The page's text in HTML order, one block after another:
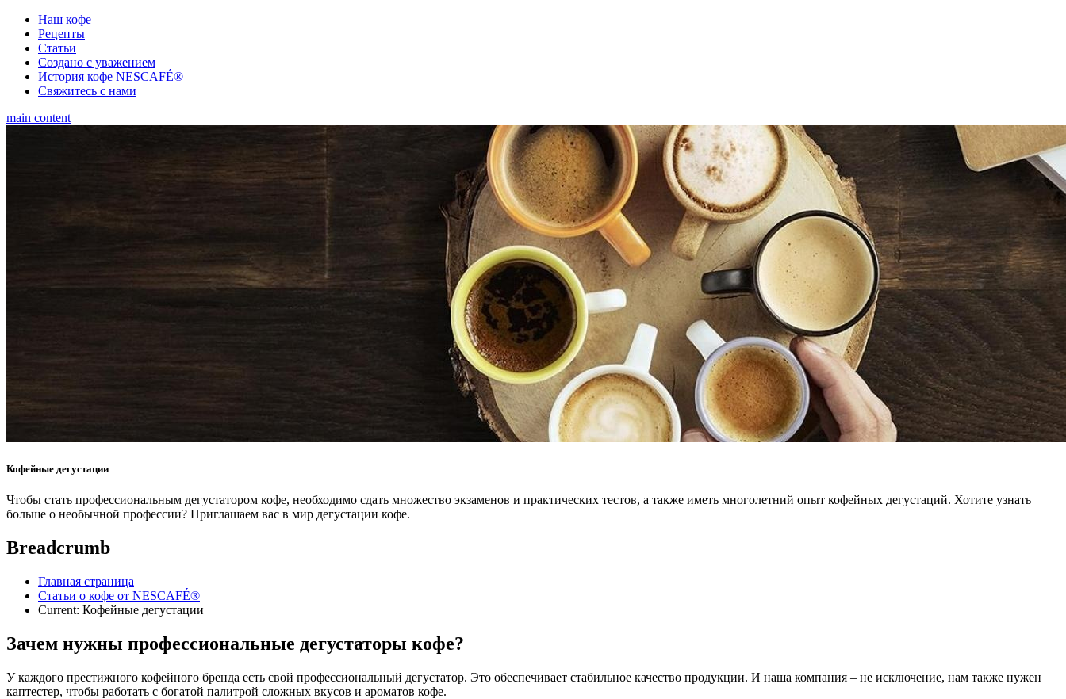
Наш кофе
Рецепты
Cтатьи
Создано с уважением
История кофе NESCAFÉ®
Свяжитесь с нами
main content
Кофейные дегустации
Чтобы стать профессиональным дегустатором кофе, необходимо сдать множество экзаменов и практических тестов, а также иметь многолетний опыт кофейных дегустаций. Хотите узнать
больше о необычной профессии? Приглашаем вас в мир дегустации кофе.
Breadcrumb
Главная страница
Статьи о кофе от NESCAFÉ®
Current: Кофейные дегустации
Зачем нужны профессиональные дегустаторы кофе?
У каждого престижного кофейного бренда есть свой профессиональный дегустатор. Это обеспечивает стабильное качество продукции. И наша компания – не исключение, нам также нужен
каптестер, чтобы работать с богатой палитрой сложных вкусов и ароматов кофе.